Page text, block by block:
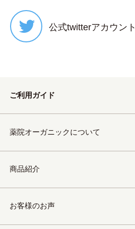
公式twitterアカウント
ご利用ガイド
薬院オーガニックについて
商品紹介
お客様のお声